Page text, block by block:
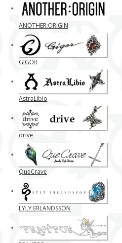
ANOTHER:ORIGIN
GIGOR
AstraLibio
drive
QueCrave
LYLY ERLANDSSON